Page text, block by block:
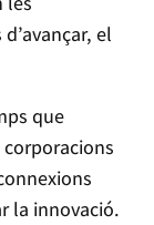
el
que
la innovació.